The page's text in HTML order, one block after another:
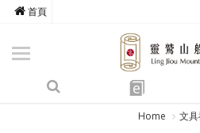
首頁
e
商品總覽
心道書庫
靈鷲叢書
Home 文